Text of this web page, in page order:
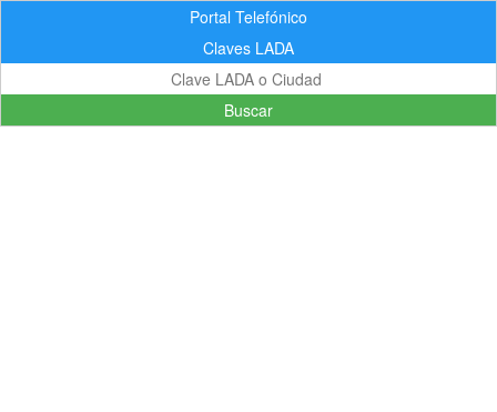
Portal Telefónico
Claves LADA
Buscar